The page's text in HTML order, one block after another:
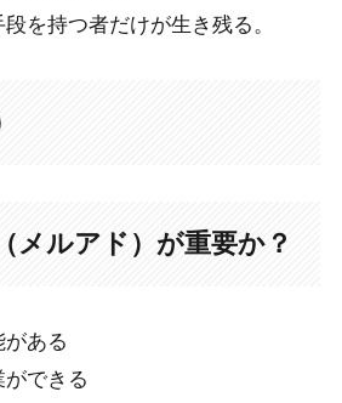
を持つ者だけが生き残る。
メルアド）が重要か？
がある
ができる